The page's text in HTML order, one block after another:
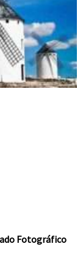
Fotográfico